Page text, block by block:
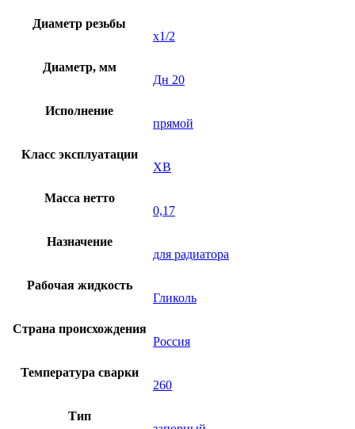
Диаметр резьбы
х1/2
Диаметр, мм
Дн 20
Исполнение
прямой
Класс эксплуатации
XB
Масса нетто
0,17
Назначение
для радиатора
Рабочая жидкость
Гликоль
Страна происхождения
Россия
Температура сварки
260
Тип